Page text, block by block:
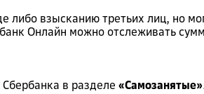
либо взысканию третьих лиц, но
Онлайн можно отслеживать
в разделе «Самозанятые»